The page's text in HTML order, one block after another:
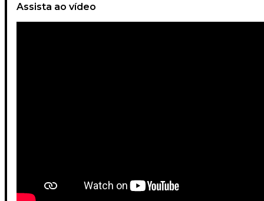
Assista ao vídeo